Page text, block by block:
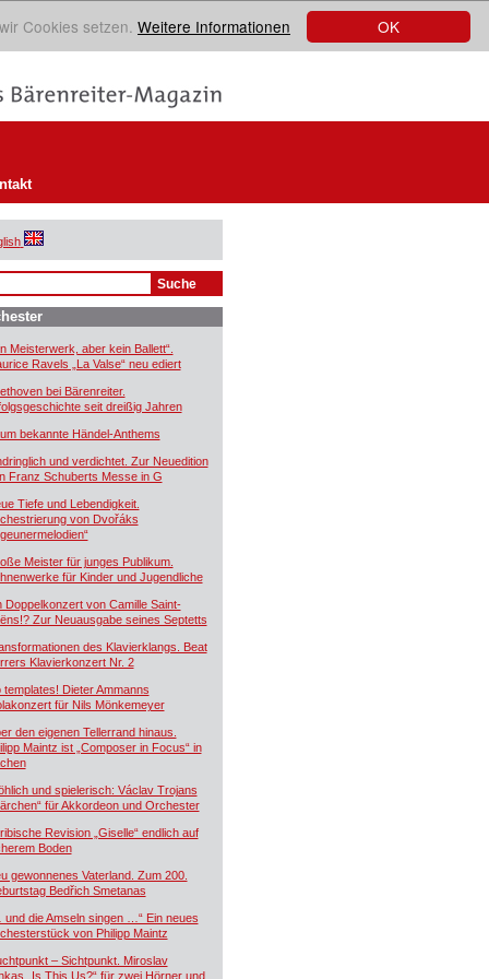
OK
Cookies setzen. Weitere Informationen
Meisterwerk, aber kein Ballett“.
Ravels „La Valse“ neu ediert
bei Bärenreiter.
seit dreißig Jahren
bekannte Händel-Anthems
und verdichtet. Zur Neuedition
Franz Schuberts Messe in G
Tiefe und Lebendigkeit.
von Dvořáks
Meister für junges Publikum.
für Kinder und Jugendliche
Doppelkonzert von Camille Saint-
Zur Neuausgabe seines Septetts
des Klavierklangs. Beat
Klavierkonzert Nr. 2
templates! Dieter Ammanns
für Nils Mönkemeyer
den eigenen Tellerrand hinaus.
Maintz ist „Composer in Focus“ in
und spielerisch: Václav Trojans
für Akkordeon und Orchester
Revision „Giselle“ endlich auf
Boden
gewonnenes Vaterland. Zum 200.
Bedřich Smetanas
und die Amseln singen …“ Ein neues
von Philipp Maintz
– Sichtpunkt. Miroslav
„Is This Us?“ für zwei Hörner und